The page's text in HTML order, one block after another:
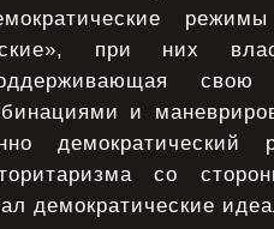
при них
свою
и
демократический
со
демократические